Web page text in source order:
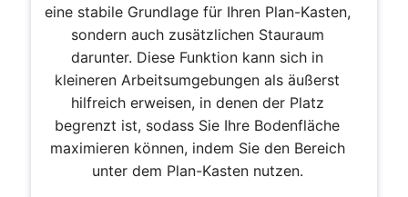
eine stabile Grundlage für Ihren Plan-Kasten,
sondern auch zusätzlichen Stauraum
darunter. Diese Funktion kann sich in
kleineren Arbeitsumgebungen als äußerst
hilfreich erweisen, in denen der Platz
begrenzt ist, sodass Sie Ihre Bodenfläche
maximieren können, indem Sie den Bereich
unter dem Plan-Kasten nutzen.